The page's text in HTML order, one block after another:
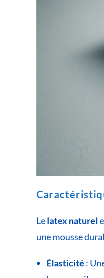
Lelatex naturel
une mousse
Élasticité :